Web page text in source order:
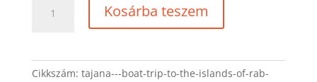
to
Kosárba teszem
Cikkszám: tajana---boat-trip-to-the-islands-of-rab-